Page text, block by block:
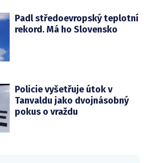
Padl středoevropský teplotní
rekord. Má ho Slovensko
Policie vyšetřuje útok v
Tanvaldu jako dvojnásobný
pokus o vraždu